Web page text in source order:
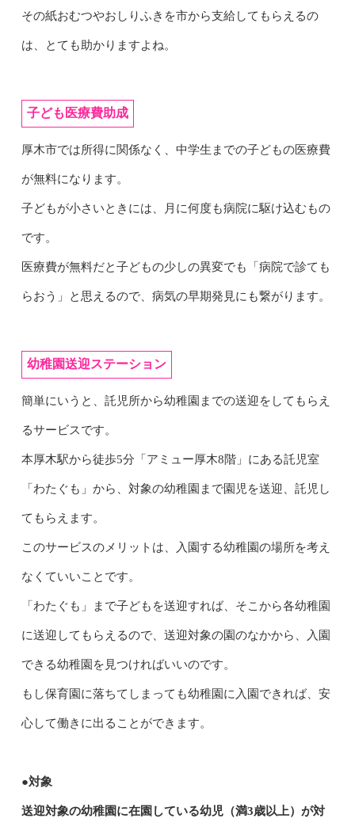
その紙おむつやおしりふきを市から支給してもらえるの
は、とても助かりますよね。
子ども医療費助成
厚木市では所得に関係なく、中学生までの子どもの医療費
が無料になります。
子どもが小さいときには、月に何度も病院に駆け込むもの
です。
医療費が無料だと子どもの少しの異変でも「病院で診ても
らおう」と思えるので、病気の早期発見にも繋がります。
幼稚園送迎ステーション
簡単にいうと、託児所から幼稚園までの送迎をしてもらえ
るサービスです。
本厚木駅から徒歩5分「アミュー厚木8階」にある託児室
「わたぐも」から、対象の幼稚園まで園児を送迎、託児し
てもらえます。
このサービスのメリットは、入園する幼稚園の場所を考え
なくていいことです。
「わたぐも」まで子どもを送迎すれば、そこから各幼稚園
に送迎してもらえるので、送迎対象の園のなかから、入園
できる幼稚園を見つければいいのです。
もし保育園に落ちてしまっても幼稚園に入園できれば、安
心して働きに出ることができます。
●対象
送迎対象の幼稚園に在園している幼児（満3歳以上）が対